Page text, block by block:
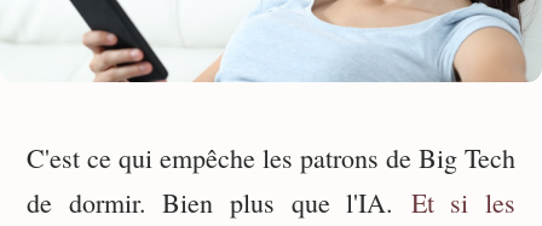
C'est ce qui empêche les patrons de Big Tech
de dormir. Bien plus que l'IA. Et si les